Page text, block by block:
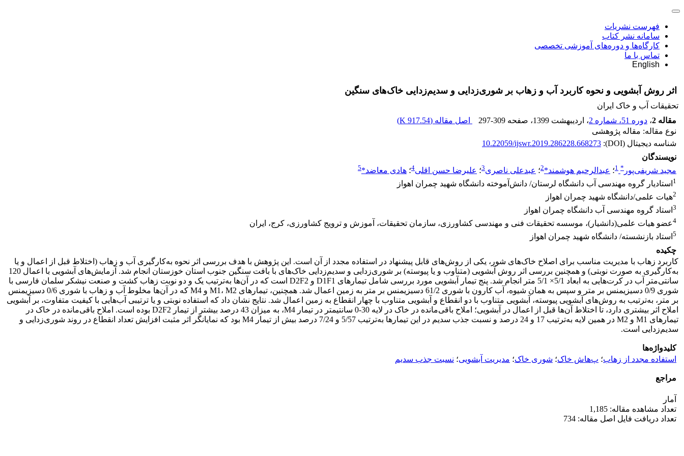
فهرست نشریات
سامانه نشر کتاب
کارگاه‌ها و دوره‌های آموزشی تخصصی
تماس با ما
English
اثر روش آبشویی و نحوه کاربرد آب و زهاب بر شوری‌زدایی و سدیم‌زدایی خاک‌های سنگین
تحقیقات آب و خاک ایران
مقاله 2
، دوره 51، شماره 2 ، اردیبهشت 1399 ، صفحه 297-309 اصل مقاله (917.54 K
)
نوع مقاله: مقاله پژوهشی
شناسه دیجیتال (DOI):
10.22059/ijswr.2019.286228.668273
نویسندگان
مجید شریفی‌پور *
1؛ عبدالرحیم هوشمند*2؛ عبدعلی ناصری3؛ علیرضا حسن اقلی4؛ هادی معاضد*5
1 استادیار گروه مهندسی آب دانشگاه لرستان/ دانش‌آموخته دانشگاه شهید چمران اهواز
2هیات علمی/دانشگاه شهید چمران اهواز
3 استاد گروه مهندسی آب دانشگاه چمران اهواز
4عضو هیات علمی(دانشیار)، موسسه تحقیقات فنی و مهندسی کشاورزی، سازمان تحقیقات، آموزش و ترویج کشاورزی، کرج، ایران
5 استاد بازنشسته/ دانشگاه شهید چمران اهواز
چکیده
کاربرد زهاب با مدیریت مناسب برای اصلاح خاک‌های شور، یکی از روش‌های قابل پیشنهاد در استفاده مجدد از آن است. این پژوهش با هدف بررسی اثر نحوه به‌کارگیری آب و زهاب (اختلاط قبل از اعمال و یا
به‌کارگیری به صورت نوبتی) و همچنین بررسی اثر روش آبشویی (متناوب و یا پیوسته) بر شوری‌زدایی و سدیم‌زدایی خاک‌های با بافت سنگین جنوب استان خوزستان انجام شد. آزمایش‌های آبشویی با اعمال 120
سانتی‌متر آب در کرت‌هایی به ابعاد 5/1× 5/1 متر انجام شد. پنج تیمار آبشویی مورد بررسی شامل تیمارهای D1F1 و D2F2 است که در آن‌ها به‌ترتیب یک و دو نوبت زهاب کشت و صنعت نیشکر سلمان فارسی با
شوری 0/9 دسی­زیمنس بر متر و سپس به همان شیوه، آب کارون با شوری 61/2 دسی­زیمنس بر متر به زمین اعمال شد. همچنین، تیمارهای M1، M2 و M4 که در آن‌ها مخلوط آب و زهاب با شوری 0/6 دسی­زیمنس
بر متر، به‌ترتیب به روش‌های آبشویی پیوسته، آبشویی متناوب با دو انقطاع و آبشویی متناوب با چهار انقطاع به زمین اعمال شد. نتایج نشان داد که استفاده نوبتی و یا ترتیبی آب‌هایی با کیفیت متفاوت، بر آبشویی
املاح اثر بیشتری دارد، تا اختلاط آن‌ها قبل از اعمال در آبشویی؛ املاح باقی‌مانده در خاک در لایه 30-0 سانتی­متر در تیمار M4، به میزان 43 درصد بیشتر از تیمار D2F2 بوده است. املاح باقی‌مانده در خاک در
تیمارهای M1 و M2 در همین لایه به‌ترتیب 17 و 24 درصد و نسبت جذب سدیم در این تیمارها به‌ترتیب 5/57 و 7/24 درصد بیش از تیمار M4 بود که نمایانگر اثر مثبت افزایش تعداد انقطاع در روند شوری‌زدایی و
سدیم‌زدایی است.
کلیدواژه‌ها
استفاده مجدد از زهاب؛ پ‌هاش خاک؛ شوری خاک؛ مدیریت آبشویی؛ نسبت جذب سدیم
مراجع
آمار
تعداد مشاهده مقاله: 1,185
تعداد دریافت فایل اصل مقاله: 734